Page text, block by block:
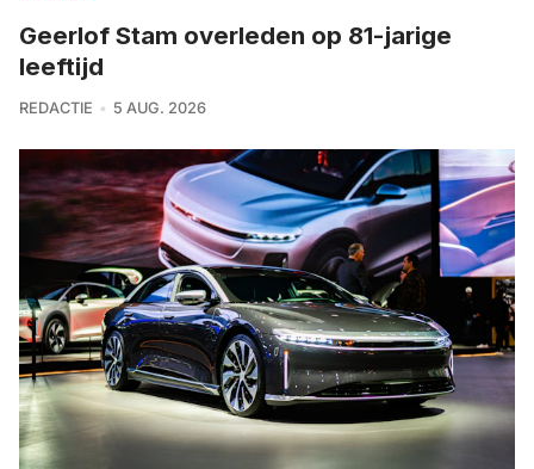
Geerlof Stam overleden op 81-jarige
leeftijd
REDACTIE 5 AUG. 2026